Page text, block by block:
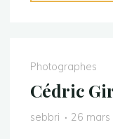
Photographes
Cédric
sebbri 26